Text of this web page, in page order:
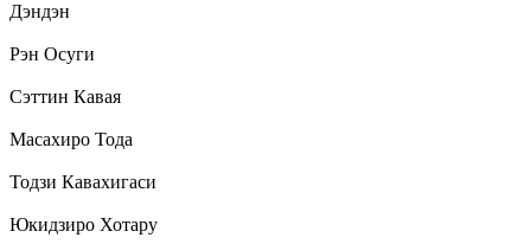
Дэндэн
Рэн Осуги
Сэттин Кавая
Масахиро Тода
Тодзи Кавахигаси
Юкидзиро Хотару